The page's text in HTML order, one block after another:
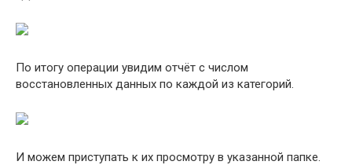
По итогу операции увидим отчёт с числом
восстановленных данных по каждой из категорий.
И можем приступать к их просмотру в указанной папке.